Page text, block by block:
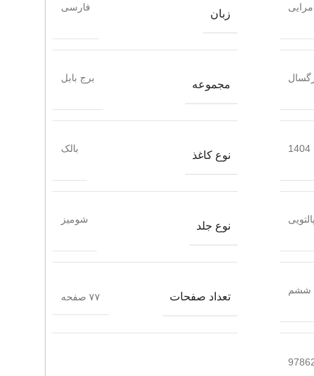
زبان
فارسی
مجموعه
برج بابل
1404
نوع کاغذ
بالک
پالتویی
نوع جلد
شومیز
ششم
تعداد صفحات ۷۷ صفحه